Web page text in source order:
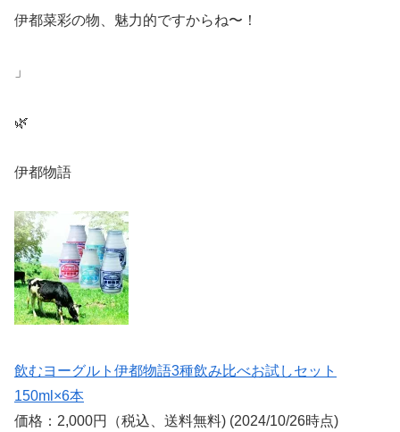
伊都菜彩の物、魅力的ですからね〜！
」
🌿
伊都物語
飲むヨーグルト伊都物語3種飲み比べお試しセット
150ml×6本
価格：2,000円（税込、送料無料) (2024/10/26時点)